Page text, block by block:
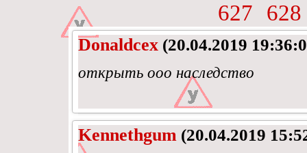
627
628
Donaldcex (20.04.2019
открыть ооо наследство
Kennethgum (20.04.2019